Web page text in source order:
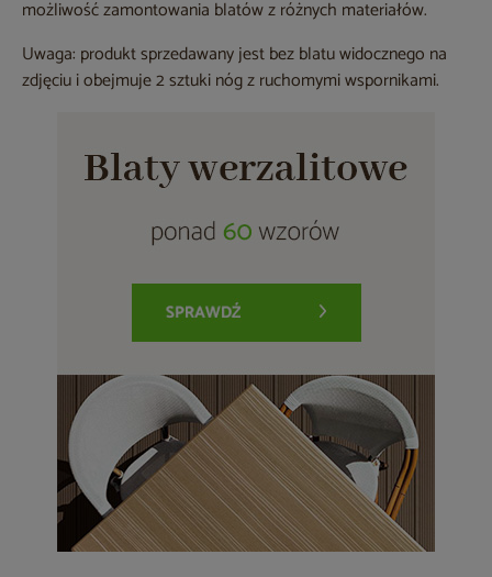
możliwość zamontowania blatów z różnych materiałów.
Uwaga: produkt sprzedawany jest bez blatu widocznego na
zdjęciu i obejmuje 2 sztuki nóg z ruchomymi wspornikami.